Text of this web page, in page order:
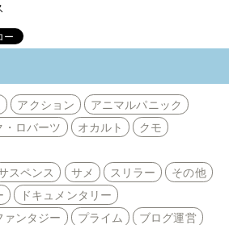
アクション
アニマルパニック
・ロバーツ オカルト
クモ
スペンス サメ スリラー
その他
ドキュメンタリー
ァンタジー プライム
ブログ運営